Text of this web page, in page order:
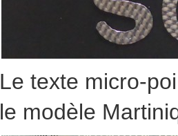
Le texte micro-
le modèle